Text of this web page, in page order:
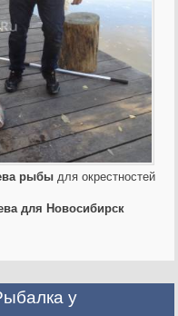
рыбы для окрестностей
для Новосибирск
у